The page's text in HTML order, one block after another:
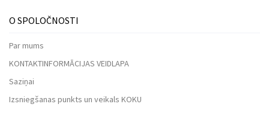
O SPOLOČNOSTI
Par mums
KONTAKTINFORMĀCIJAS VEIDLAPA
Saziņai
Izsniegšanas punkts un veikals KOKU